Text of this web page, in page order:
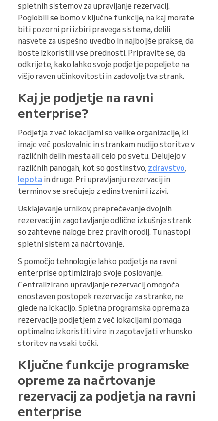
spletnih sistemov za upravljanje rezervacij.
Poglobili se bomo v ključne funkcije, na kaj morate
biti pozorni pri izbiri pravega sistema, delili
nasvete za uspešno uvedbo in najboljše prakse, da
boste izkoristili vse prednosti. Pripravite se, da
odkrijete, kako lahko svoje podjetje popeljete na
višjo raven učinkovitosti in zadovoljstva strank.
Kaj je podjetje na ravni
enterprise?
Podjetja z več lokacijami so velike organizacije, ki
imajo več poslovalnic in strankam nudijo storitve v
različnih delih mesta ali celo po svetu. Delujejo v
različnih panogah, kot so gostinstvo, zdravstvo,
lepota in druge. Pri upravljanju rezervacij in
terminov se srečujejo z edinstvenimi izzivi.
Usklajevanje urnikov, preprečevanje dvojnih
rezervacij in zagotavljanje odlične izkušnje strank
so zahtevne naloge brez pravih orodij. Tu nastopi
spletni sistem za načrtovanje.
S pomočjo tehnologije lahko podjetja na ravni
enterprise optimizirajo svoje poslovanje.
Centralizirano upravljanje rezervacij omogoča
enostaven postopek rezervacije za stranke, ne
glede na lokacijo. Spletna programska oprema za
rezervacije podjetjem z več lokacijami pomaga
optimalno izkoristiti vire in zagotavljati vrhunsko
storitev na vsaki točki.
Ključne funkcije programske
opreme za načrtovanje
rezervacij za podjetja na ravni
enterprise